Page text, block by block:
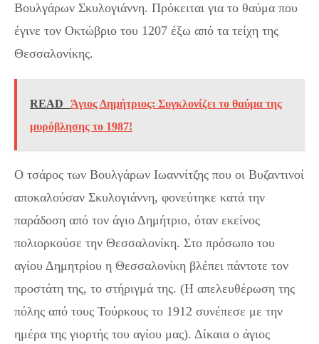
Βουλγάρων Σκυλογιάννη. Πρόκειται για το θαύμα που
έγινε τον Οκτώβριο του 1207 έξω από τα τείχη της
Θεσσαλονίκης.
READ
Άγιος Δημήτριος: Συγκλονίζει το θαύμα της
μυρόβλησης το 1987!
Ο τσάρος των Βουλγάρων Ιωαννίτζης που οι Βυζαντινοί
αποκαλούσαν Σκυλογιάννη, φονεύτηκε κατά την
παράδοση από τον άγιο Δημήτριο, όταν εκείνος
πολιορκούσε την Θεσσαλονίκη. Στο πρόσωπο του
αγίου Δημητρίου η Θεσσαλονίκη βλέπει πάντοτε τον
προστάτη της, το στήριγμά της. (Η απελευθέρωση της
πόλης από τους Τούρκους το 1912 συνέπεσε με την
ημέρα της γιορτής του αγίου μας). Δίκαια ο άγιος